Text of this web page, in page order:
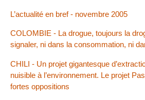
L’actualité en bref - novembre 2005
COLOMBIE - La drogue, toujours la
signaler, ni dans la consommation, ni
CHILI - Un projet gigantesque
nuisible à l’environnement. Le projet
fortes oppositions